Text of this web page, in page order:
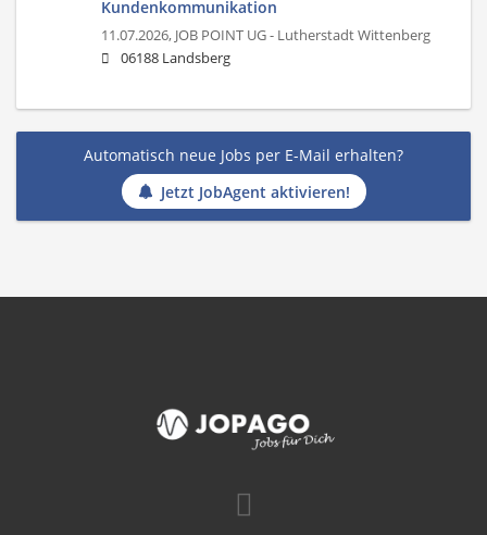
Kundenkommunikation
11.07.2026, JOB POINT UG - Lutherstadt Wittenberg
06188 Landsberg
Automatisch neue Jobs per E-Mail erhalten?
Jetzt JobAgent aktivieren!